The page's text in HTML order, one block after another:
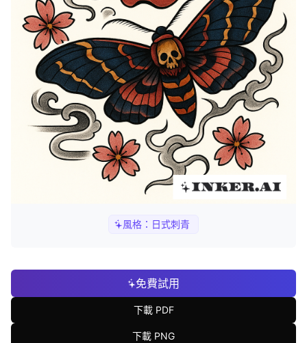
風格： 日式刺青
免費試用
下載 PDF
下載 PNG